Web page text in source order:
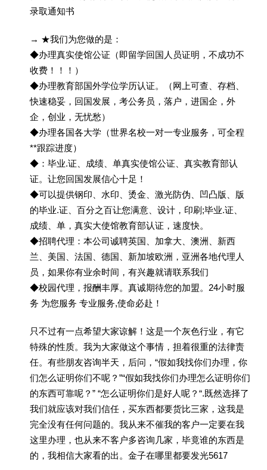
录取通知书
→ ★我们为您做的是：
◆办理真实使馆公证（即留学回国人员证明，不成功不
收费！！！）
◆办理教育部国外学位学历认证。（网上可查、存档、
快速稳妥，回国发展，考公务员，落户，进国企，外
企，创业，无忧愁）
◆办理各国各大学（世界名校一对一专业服务，可全程
**跟踪进度）
◆：毕业.证、成绩、单真实使馆公证、真实教育部认
证。让您回国发展信心十足！
◆可以提供钢印、水印、烫金、激光防伪、凹凸版、版
的毕业.证、百分之百让您满意、设计，印刷;毕业.证、
成绩、单，真实大使馆教育部认证，速度快。
◆招聘代理：本公司诚聘英国、加拿大、澳洲、新西
兰、美国、法国、德国、新加坡欧洲，亚洲各地代理人
员，如果你有业余时间，有兴趣就请联系我们
◆校园代理，报酬丰厚。真诚期待您的加盟。24小时服
务 为您服务 专业服务,使命必赴！
只不过有一点希望大家谅解！这是一个灰色行业，有它
特殊的性质。我为大家做这个事情，担着很重的法律责
任。有些朋友咨询半天，后问，“假如我找你们办理，你
们怎么证明你们不呢？”“假如我找你们办理怎么证明你们
的东西可靠呢？” “怎么证明你们是好人呢？“.既然选择了
我们就应该对我们信任，买东西都要货比三家，这我是
完全没有任何问题的。我从来不催我的客户一定要在我
这里办理，也从来不客户多咨询几家，毕竟谁的东西是
的，我相信大家看的出。金子在哪里都要发光5617